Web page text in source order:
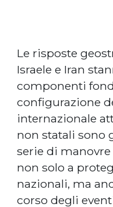
Le risposte
Israele e Iran
componenti
configurazione
internazionale
non statali sono
serie di
non solo a
nazionali, ma
corso degli